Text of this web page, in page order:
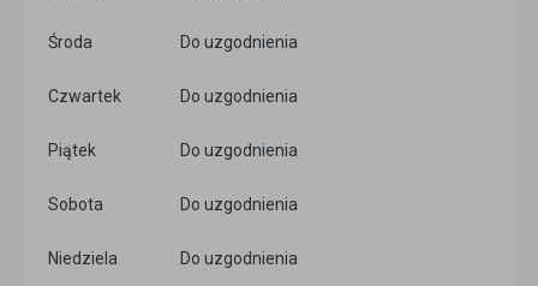
Środa Do uzgodnienia
Czwartek Do uzgodnienia
Piątek Do uzgodnienia
Sobota Do uzgodnienia
Niedziela Do uzgodnienia